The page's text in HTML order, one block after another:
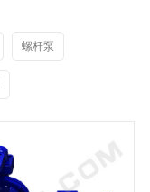
螺杆泵